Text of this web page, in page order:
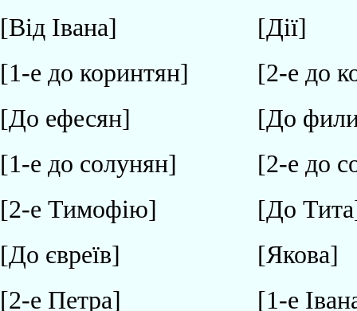
[Від Івана]
[Дії]
[1-е до коринтян]
[2-е до
[До ефесян]
[До
[1-е до солунян]
[2-е до
[2-е Тимофію]
[До
[До євреїв]
[Якова]
[2-е Петра]
[1-е